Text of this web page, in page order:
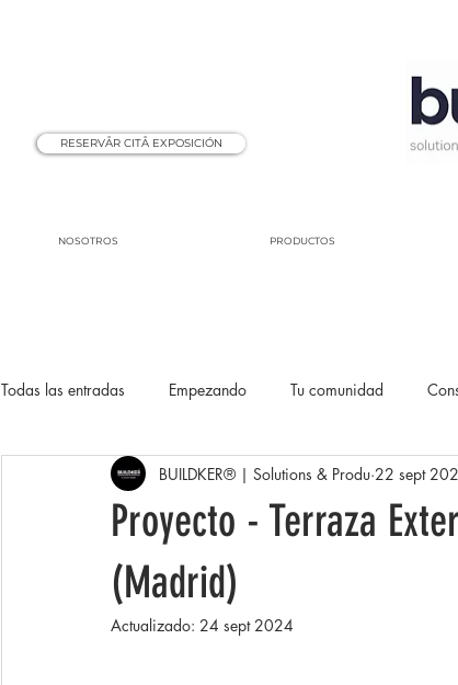
RESERVÅR CITÅ EXPOSICIÓN
NOSOTROS PRODUCTOS
Todas las entradas Empezando Tu comunidad
Proyecto - Terraza
(Madrid)
BUILDKER® | Solutions & Produ 22 sept
Actualizado: 24 sept 2024